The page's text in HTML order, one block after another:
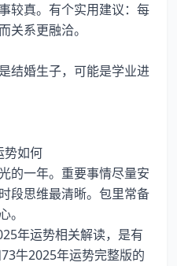
较真。有个实用建议：每
关系更融洽。
结婚生子，可能是学业进
势如何
的一年。重要事情尽量安
段思维最清晰。包里常备
。
年运势相关解读，是有
牛2025年运势完整版的